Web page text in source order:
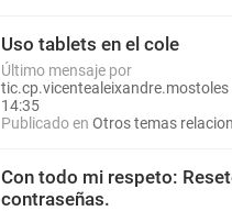
Uso tablets en el cole
Último mensaje por
tic.cp.vicentealeixandre.mostoles
14:35
Publicado en Otros temas
Con todo mi respeto:
contraseñas.